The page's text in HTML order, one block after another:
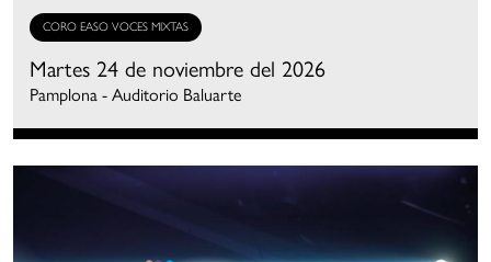
CORO EASO VOCES MIXTAS
Martes 24 de noviembre del 2026
Pamplona - Auditorio Baluarte